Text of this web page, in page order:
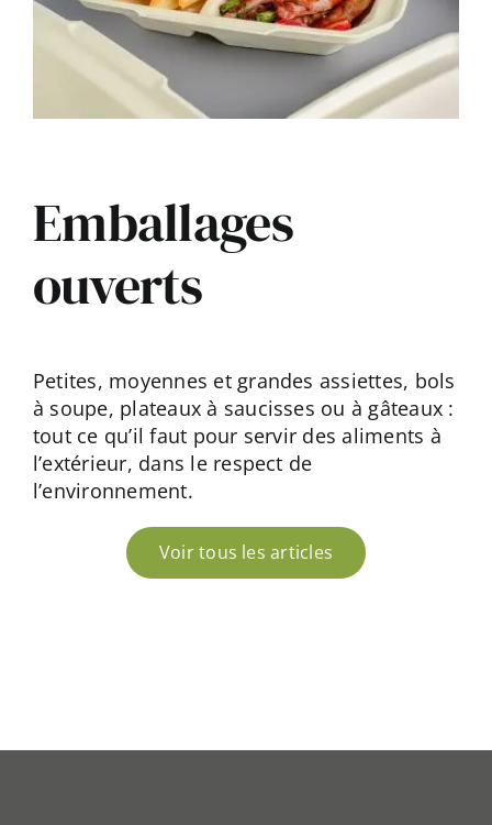
Emballages
ouverts
Petites, moyennes et grandes assiettes, bols
à soupe, plateaux à saucisses ou à gâteaux :
tout ce qu’il faut pour servir des aliments à
l’extérieur, dans le respect de
l’environnement.
Voir tous les articles